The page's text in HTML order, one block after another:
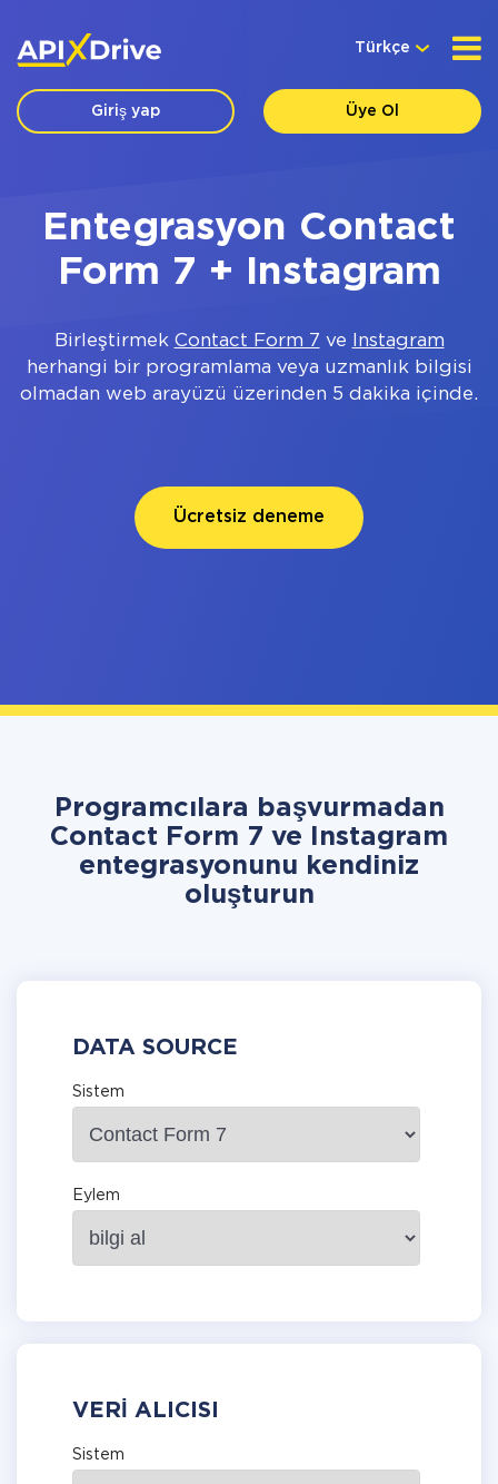
Türkçe
Giriş yap Üye Ol
Entegrasyon Contact
Form 7 + Instagram
Birleştirmek Contact Form 7 ve
Instagram
herhangi bir programlama veya uzmanlık bilgisi
olmadan web arayüzü üzerinden 5 dakika içinde.
Ücretsiz deneme
Programcılara başvurmadan
Contact Form 7 ve Instagram
entegrasyonunu kendiniz
oluşturun
DATA SOURCE
Sistem
Eylem
VERI ALICISI
Sistem